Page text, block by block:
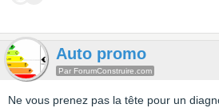
Auto promo
Par ForumConstruire.com
Ne vous prenez pas la tête pour un